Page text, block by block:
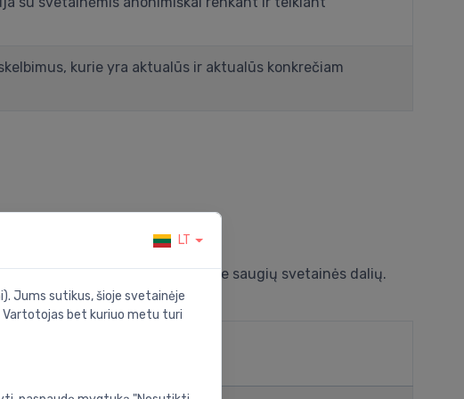
kurie yra aktualūs ir aktualūs konkrečiam
naršymas ir prieiga prie saugių svetainės dalių.
LT
Jums sutikus, šioje svetainėje
Vartotojas bet kuriuo metu turi